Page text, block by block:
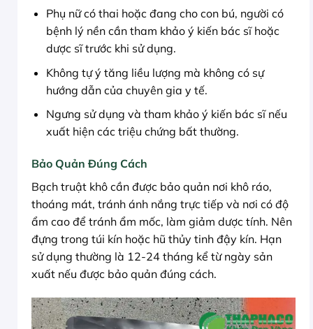
Phụ nữ có thai hoặc đang cho con bú, người có
bệnh lý nền cần tham khảo ý kiến bác sĩ hoặc
dược sĩ trước khi sử dụng.
Không tự ý tăng liều lượng mà không có sự
hướng dẫn của chuyên gia y tế.
Ngưng sử dụng và tham khảo ý kiến bác sĩ nếu
xuất hiện các triệu chứng bất thường.
Bảo Quản Đúng Cách
Bạch truật khô cần được bảo quản nơi khô ráo,
thoáng mát, tránh ánh nắng trực tiếp và nơi có độ
ẩm cao để tránh ẩm mốc, làm giảm dược tính. Nên
đựng trong túi kín hoặc hũ thủy tinh đậy kín. Hạn
sử dụng thường là 12-24 tháng kể từ ngày sản
xuất nếu được bảo quản đúng cách.